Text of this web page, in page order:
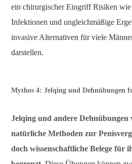
ein chirurgischer Eingriff Risiken
Infektionen und ungleichmäßige
invasive Alternativen für viele
darstellen.
Mythos 4: Jelqing und Dehnübungen
Jelqing und andere Dehnübungen
natürliche Methoden zur
doch wissenschaftliche Belege für